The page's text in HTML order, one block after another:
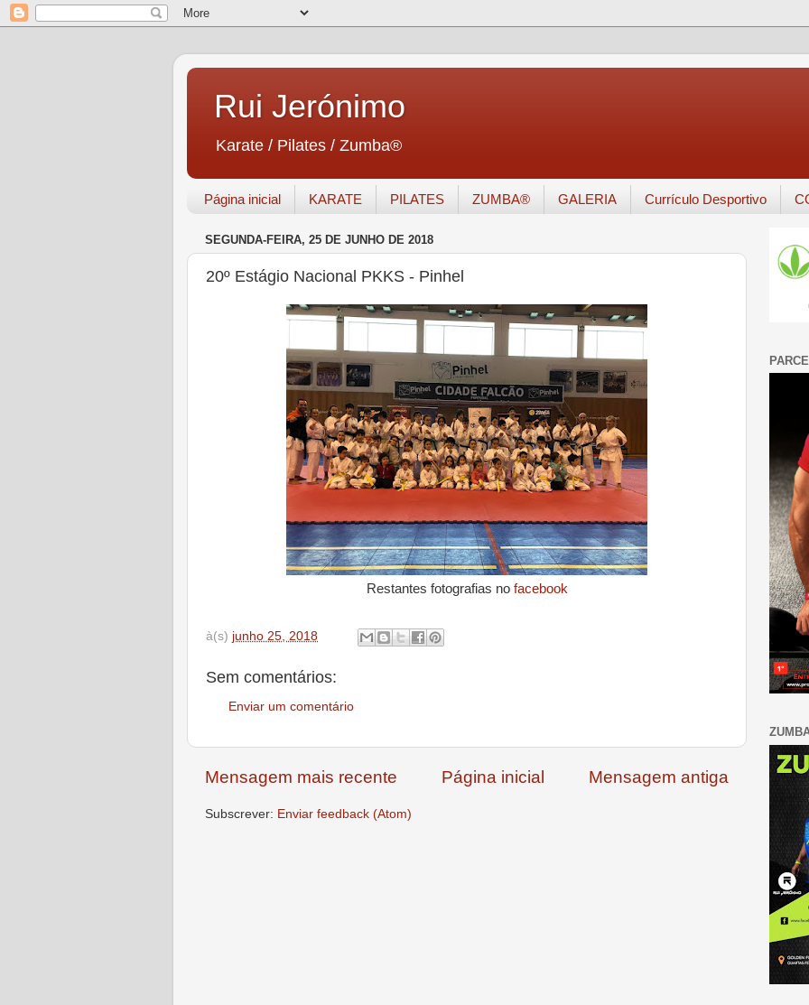
Rui Jerónimo
Karate / Pilates / Zumba®
Página inicial KARATE PILATES ZUMBA® GALERIA Currículo Desportivo
SEGUNDA-FEIRA, 25 DE JUNHO DE 2018
20º Estágio Nacional PKKS - Pinhel
Restantes fotografias nofacebook
à(s) junho 25, 2018
Sem comentários:
Enviar um comentário
Mensagem mais recente Mensagem antiga
Página inicial
Subscrever: Enviar feedback (Atom)